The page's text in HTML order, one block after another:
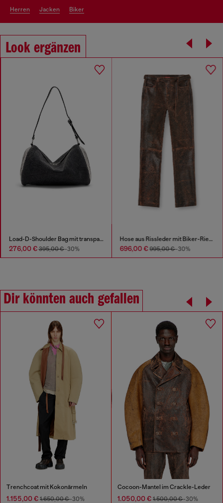
herren jacken biker
Look ergänzen
Load-D-Shoulder Bag mit transparenten ovalen D-Seiten
276,00 €395,00 €-30%
Hose aus Rissleder mit Biker-Riemendetail
696,00 €995,00 €-30%
Dir könnten auch gefallen
Trenchcoat mit Kokonärmeln
1.155,00 € 1.650,00 €-30%
Cocoon-Mantel im Crackle-Leder
1.050,00 € 1.500,00 €-30%